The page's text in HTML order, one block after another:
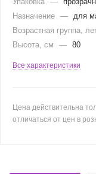
Назначение —
для
Возрастная группа,
Высота, см
— 80
Все характеристики
Цена действительна
отличаться от цен в